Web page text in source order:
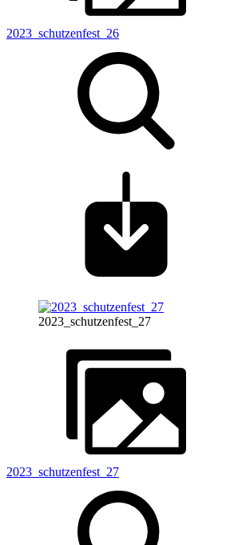
2023_schutzenfest_26
2023_schutzenfest_27
2023_schutzenfest_27